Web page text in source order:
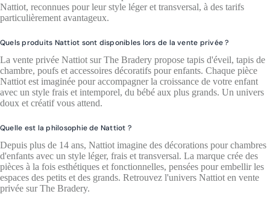
Nattiot, reconnues pour leur style léger et transversal, à des tarifs
particulièrement avantageux.
Quels produits Nattiot sont disponibles lors de la vente privée ?
La vente privée Nattiot sur The Bradery propose tapis d'éveil, tapis de
chambre, poufs et accessoires décoratifs pour enfants. Chaque pièce
Nattiot est imaginée pour accompagner la croissance de votre enfant
avec un style frais et intemporel, du bébé aux plus grands. Un univers
doux et créatif vous attend.
Quelle est la philosophie de Nattiot ?
Depuis plus de 14 ans, Nattiot imagine des décorations pour chambres
d'enfants avec un style léger, frais et transversal. La marque crée des
pièces à la fois esthétiques et fonctionnelles, pensées pour embellir les
espaces des petits et des grands. Retrouvez l'univers Nattiot en vente
privée sur The Bradery.